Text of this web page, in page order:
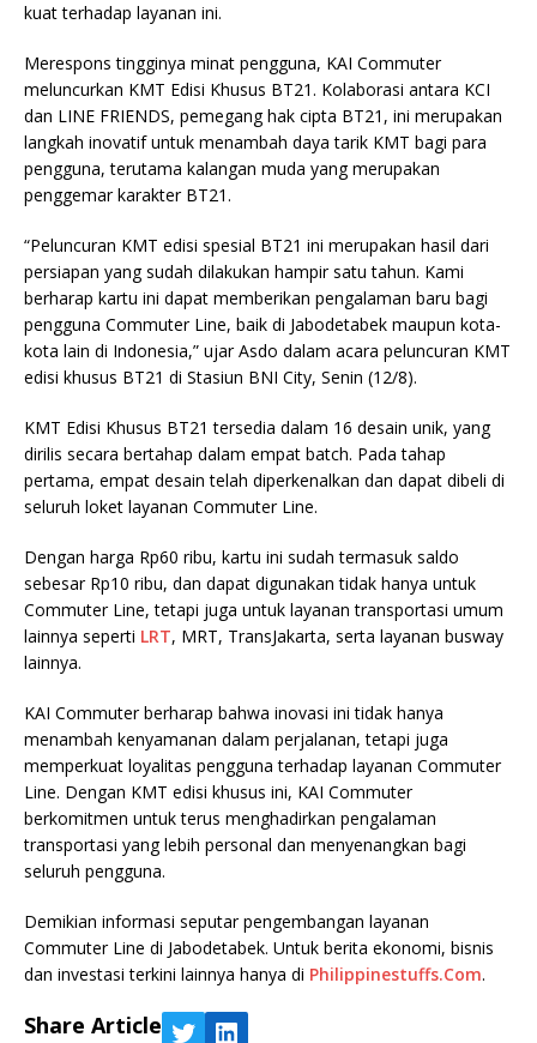
kuat terhadap layanan ini.
Merespons tingginya minat pengguna, KAI Commuter
meluncurkan KMT Edisi Khusus BT21. Kolaborasi antara KCI
dan LINE FRIENDS, pemegang hak cipta BT21, ini merupakan
langkah inovatif untuk menambah daya tarik KMT bagi para
pengguna, terutama kalangan muda yang merupakan
penggemar karakter BT21.
“Peluncuran KMT edisi spesial BT21 ini merupakan hasil dari
persiapan yang sudah dilakukan hampir satu tahun. Kami
berharap kartu ini dapat memberikan pengalaman baru bagi
pengguna Commuter Line, baik di Jabodetabek maupun kota-
kota lain di Indonesia,” ujar Asdo dalam acara peluncuran KMT
edisi khusus BT21 di Stasiun BNI City, Senin (12/8).
KMT Edisi Khusus BT21 tersedia dalam 16 desain unik, yang
dirilis secara bertahap dalam empat batch. Pada tahap
pertama, empat desain telah diperkenalkan dan dapat dibeli di
seluruh loket layanan Commuter Line.
Dengan harga Rp60 ribu, kartu ini sudah termasuk saldo
sebesar Rp10 ribu, dan dapat digunakan tidak hanya untuk
Commuter Line, tetapi juga untuk layanan transportasi umum
lainnya seperti LRT, MRT, TransJakarta, serta layanan busway
lainnya.
KAI Commuter berharap bahwa inovasi ini tidak hanya
menambah kenyamanan dalam perjalanan, tetapi juga
memperkuat loyalitas pengguna terhadap layanan Commuter
Line. Dengan KMT edisi khusus ini, KAI Commuter
berkomitmen untuk terus menghadirkan pengalaman
transportasi yang lebih personal dan menyenangkan bagi
seluruh pengguna.
Demikian informasi seputar pengembangan layanan
Commuter Line di Jabodetabek. Untuk berita ekonomi, bisnis
dan investasi terkini lainnya hanya di Philippinestuffs.Com.
Share Article